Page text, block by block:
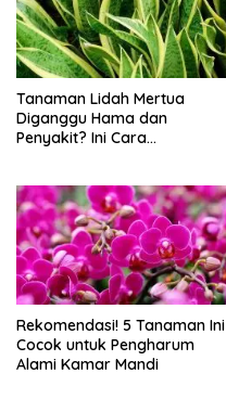
Tanaman Lidah Mertua
Diganggu Hama dan
Penyakit? Ini Cara
Rekomendasi! 5 Tanaman Ini
Cocok untuk Pengharum
Alami Kamar Mandi